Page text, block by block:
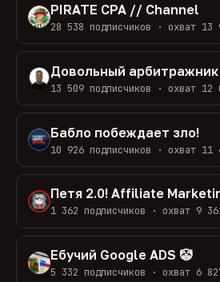
PIRATE CPA // Channel
28 538 подписчиков · охват 13
Довольный
13 509 подписчиков · охват 12
Бабло побеждает зло!
10 926 подписчиков · охват 11
Петя 2.0! Affiliate
1 362 подписчиков · охват 9
Ебучий Google ADS 🤡
5 332 подписчиков · охват 6